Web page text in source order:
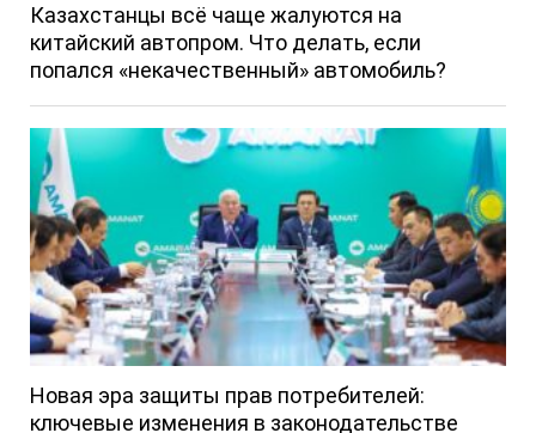
Казахстанцы всё чаще жалуются на
китайский автопром. Что делать, если
попался «некачественный» автомобиль?
Новая эра защиты прав потребителей:
ключевые изменения в законодательстве